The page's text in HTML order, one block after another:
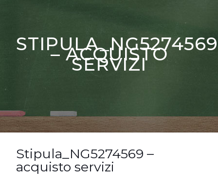
STIPULA_NG5274569
– ACQUISTO
SERVIZI
Stipula_NG5274569 –
acquisto servizi